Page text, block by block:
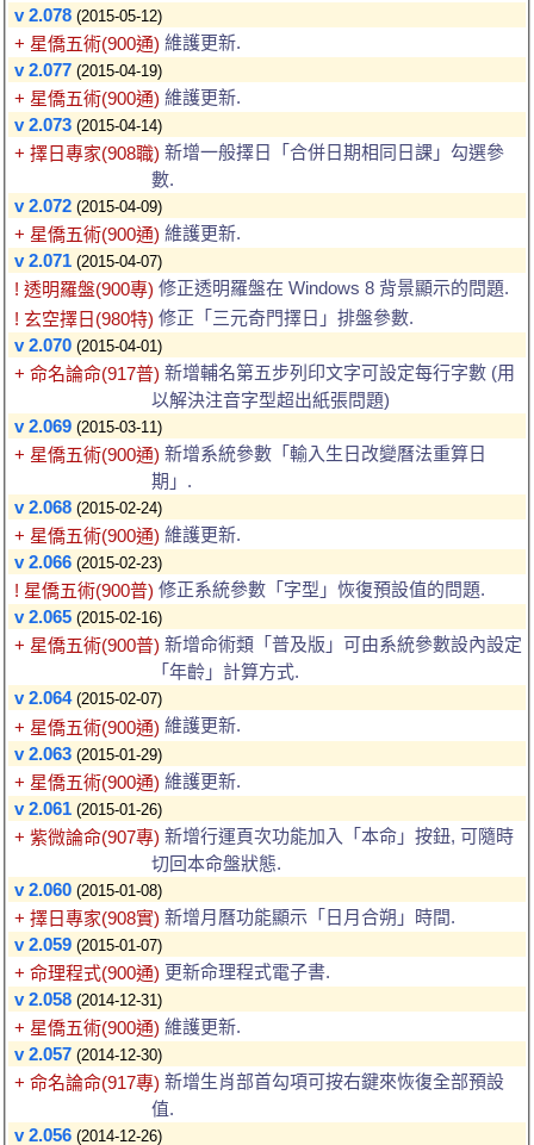
v 2.078 (2015-05-12)
+ 星僑五術(900通) 維護更新.
v 2.077 (2015-04-19)
+ 星僑五術(900通) 維護更新.
v 2.073 (2015-04-14)
+ 擇日專家(908職) 新增一般擇日「合併日期相同日課」勾選參
數.
v 2.072 (2015-04-09)
+ 星僑五術(900通) 維護更新.
v 2.071 (2015-04-07)
! 透明羅盤(900專) 修正透明羅盤在 Windows 8 背景顯示的問題.
! 玄空擇日(980特) 修正「三元奇門擇日」排盤參數.
v 2.070 (2015-04-01)
+ 命名論命(917普) 新增輔名第五步列印文字可設定每行字數 (用
以解決注音字型超出紙張問題)
v 2.069 (2015-03-11)
+ 星僑五術(900通) 新增系統參數「輸入生日改變曆法重算日
期」.
v 2.068 (2015-02-24)
+ 星僑五術(900通) 維護更新.
v 2.066 (2015-02-23)
! 星僑五術(900普) 修正系統參數「字型」恢復預設值的問題.
v 2.065 (2015-02-16)
+ 星僑五術(900普) 新增命術類「普及版」可由系統參數設內設定
「年齡」計算方式.
v 2.064 (2015-02-07)
+ 星僑五術(900通) 維護更新.
v 2.063 (2015-01-29)
+ 星僑五術(900通) 維護更新.
v 2.061 (2015-01-26)
+ 紫微論命(907專) 新增行運頁次功能加入「本命」按鈕, 可隨時
切回本命盤狀態.
v 2.060 (2015-01-08)
+ 擇日專家(908實) 新增月曆功能顯示「日月合朔」時間.
v 2.059 (2015-01-07)
+ 命理程式(900通) 更新命理程式電子書.
v 2.058 (2014-12-31)
+ 星僑五術(900通) 維護更新.
v 2.057 (2014-12-30)
+ 命名論命(917專) 新增生肖部首勾項可按右鍵來恢復全部預設
值.
v 2.056 (2014-12-26)